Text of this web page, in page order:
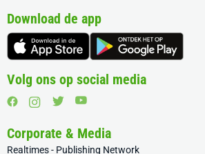
Download de app
Volg ons op social media
Corporate & Media
Realtimes - Publishing Network